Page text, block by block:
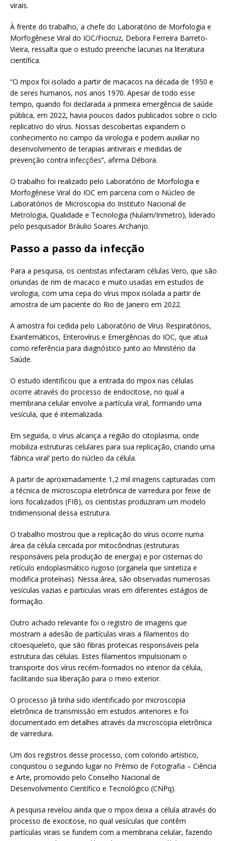
virais.
À frente do trabalho, a chefe do Laboratório de Morfologia e
Morfogênese Viral do IOC/Fiocruz, Debora Ferreira Barreto‐
Vieira, ressalta que o estudo preenche lacunas na literatura
científica.
“O mpox foi isolado a partir de macacos na década de 1950 e
de seres humanos, nos anos 1970. Apesar de todo esse
tempo, quando foi declarada a primeira emergência de saúde
pública, em 2022, havia poucos dados publicados sobre o ciclo
replicativo do vírus. Nossas descobertas expandem o
conhecimento no campo da virologia e podem auxiliar no
desenvolvimento de terapias antivirais e medidas de
prevenção contra infecções”, afirma Débora.
O trabalho foi realizado pelo Laboratório de Morfologia e
Morfogênese Viral do IOC em parceria com o Núcleo de
Laboratórios de Microscopia do Instituto Nacional de
Metrologia, Qualidade e Tecnologia (Nulam/Inmetro), liderado
pelo pesquisador Bráulio Soares Archanjo.
Passo a passo da infecção
Para a pesquisa, os cientistas infectaram células Vero, que são
oriundas de rim de macaco e muito usadas em estudos de
virologia, com uma cepa do vírus mpox isolada a partir de
amostra de um paciente do Rio de Janeiro em 2022.
A amostra foi cedida pelo Laboratório de Vírus Respiratórios,
Exantemáticos, Enterovírus e Emergências do IOC, que atua
como referência para diagnóstico junto ao Ministério da
Saúde.
O estudo identificou que a entrada do mpox nas células
ocorre através do processo de endocitose, no qual a
membrana celular envolve a partícula viral, formando uma
vesícula, que é internalizada.
Em seguida, o vírus alcança a região do citoplasma, onde
mobiliza estruturas celulares para sua replicação, criando uma
‘fábrica viral’ perto do núcleo da célula.
A partir de aproximadamente 1,2 mil imagens capturadas com
a técnica de microscopia eletrônica de varredura por feixe de
íons focalizados (FIB), os cientistas produziram um modelo
tridimensional dessa estrutura.
O trabalho mostrou que a replicação do vírus ocorre numa
área da célula cercada por mitocôndrias (estruturas
responsáveis pela produção de energia) e por cisternas do
retículo endoplasmático rugoso (organela que sintetiza e
modifica proteínas). Nessa área, são observadas numerosas
vesículas vazias e partículas virais em diferentes estágios de
formação.
Outro achado relevante foi o registro de imagens que
mostram a adesão de partículas virais a filamentos do
citoesqueleto, que são fibras proteicas responsáveis pela
estrutura das células. Estes filamentos impulsionam o
transporte dos vírus recém-formados no interior da célula,
facilitando sua liberação para o meio exterior.
O processo já tinha sido identificado por microscopia
eletrônica de transmissão em estudos anteriores e foi
documentado em detalhes através da microscopia eletrônica
de varredura.
Um dos registros desse processo, com colorido artístico,
conquistou o segundo lugar no Prêmio de Fotografia – Ciência
e Arte, promovido pelo Conselho Nacional de
Desenvolvimento Científico e Tecnológico (CNPq).
A pesquisa revelou ainda que o mpox deixa a célula através do
processo de exocitose, no qual vesículas que contêm
partículas virais se fundem com a membrana celular, fazendo